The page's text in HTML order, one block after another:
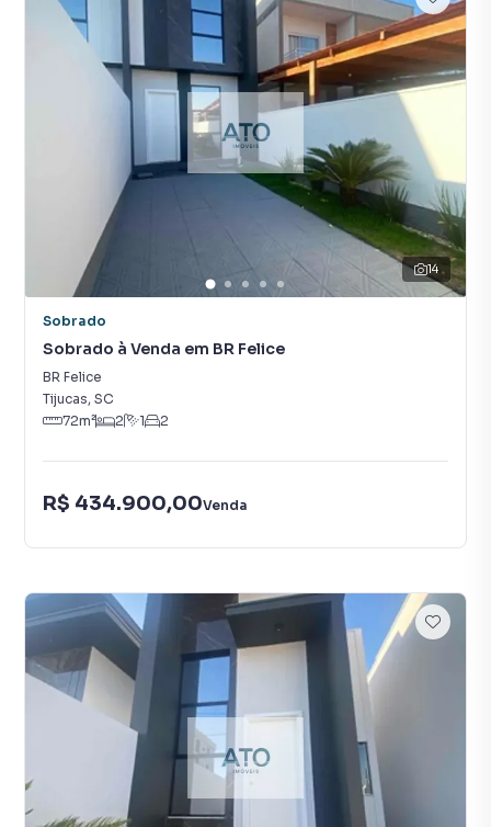
14
Sobrado
Sobrado à Venda em BR Felice
BR Felice
Tijucas, SC
72m² 2 1 2
R$ 434.900,00Venda